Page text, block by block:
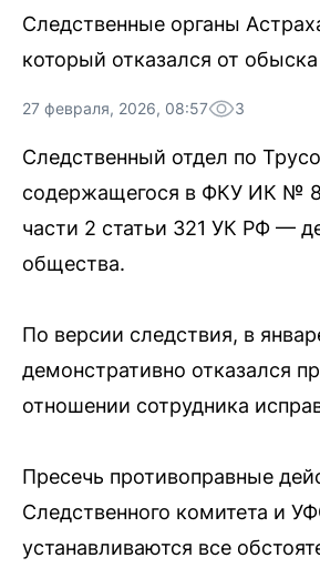
Следственные органы
который отказался от
27 февраля, 2026, 08:57 3
Следственный отдел по
содержащегося в ФКУ ИК № 8
части 2 статьи 321 УК РФ —
общества.
По версии следствия, в
демонстративно отказался
отношении сотрудника
Пресечь противоправные
Следственного комитета и
устанавливаются все